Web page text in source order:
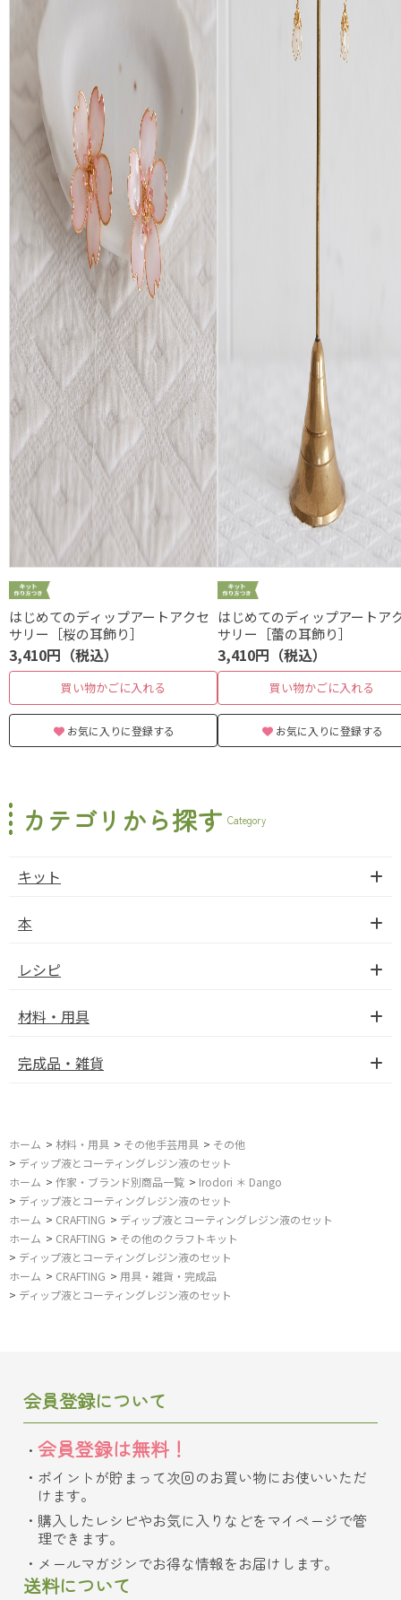
はじめてのディップアートアクセ
サリー［桜の耳飾り］
3,410円（税込）
買い物かごに入れる
お気に入りに登録する
はじめてのディップアートア
サリー［蕾の耳飾り］
3,410円（税込）
買い物かごに入れる
お気に入りに登録する
カテゴリから探す Category
キット
本
レシピ
材料・用具
完成品・雑貨
ホーム > 材料・用具 > その他手芸用具 > その他
> ディップ液とコーティングレジン液のセット
ホーム > 作家・ブランド別商品一覧 > Irodori ＊ Dango
> ディップ液とコーティングレジン液のセット
ホーム > CRAFTING > ディップ液とコーティングレジン液のセット
ホーム > CRAFTING > その他のクラフトキット
> ディップ液とコーティングレジン液のセット
ホーム > CRAFTING > 用具・雑貨・完成品
> ディップ液とコーティングレジン液のセット
会員登録について
会員登録は無料！
ポイントが貯まって次回のお買い物にお使いいただ
けます。
購入したレシピやお気に入りなどをマイページで管
理できます。
メールマガジンでお得な情報をお届けします。
送料について